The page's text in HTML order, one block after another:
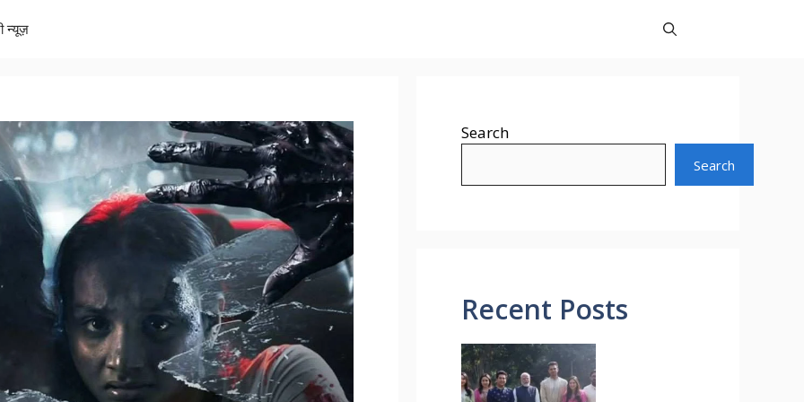
न्यूज़
Search
Search
Recent Posts